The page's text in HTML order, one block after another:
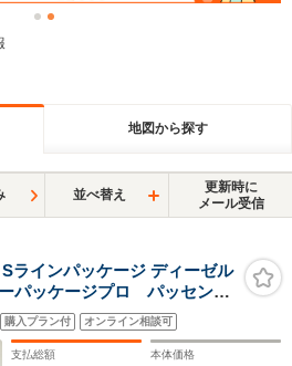
地図から探す
並べ替え
更新時に
メール受信
インパッケージ ディーゼル
パッケージプロ パッセンジ
パッケージ ライティングパ
ラファイトグレー19インチ
ー ワンオーナー 認定中古
購入プラン付 オンライン相談可
支払総額 本体価格